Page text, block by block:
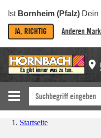
Ist Bornheim (Pfalz) Dein
JA, RICHTIG Anderen
Startseite